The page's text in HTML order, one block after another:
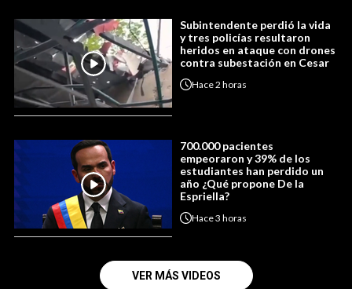
Subintendente perdió la vida
y tres policías resultaron
heridos en ataque con drones
contra subestación en Cesar
Hace2 horas
700.000 pacientes
empeoraron y 39% de los
estudiantes han perdido un
año ¿Qué propone De la
Espriella?
Hace3 horas
VER MÁS VIDEOS